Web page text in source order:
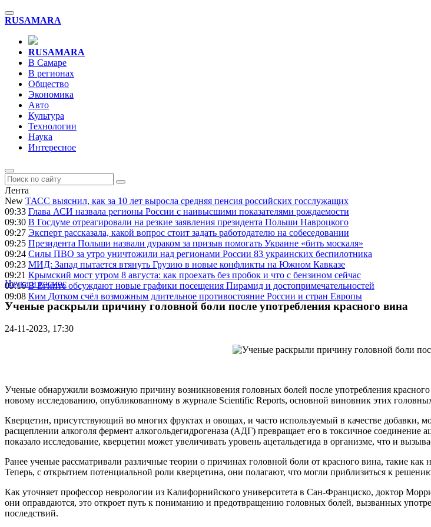
RUSAMARA
RUSAMARA
В Самаре
В регионах
Общество
Экономика
Авто
Культура
Технологии
Наука
Интересное
Лента
New ТАСС выяснил, как за 10 лет выросла средняя пенсия российских госслужащих
09:33 Глава АСИ назвала регионы России с наивысшими показателями рождаемости
09:30 В Госдуме отреагировали на резкие заявления президента Польши Навроцкого
09:27 Эксперт рассказала, какой вопрос стоит задать работодателю на собеседовании
09:25 Президента Польши назвали дураком за призыв помогать Украине «бить москаля»
09:24 Силы ПВО за утро уничтожили над регионами России 83 украинских беспилотника
09:23 МИД: Запад пытается втянуть Грузию в новые конфликты на Южном Кавказе
09:21 Крымский мост утром 8 августа: как проехать без пробок и что с бензином сейчас
09:16 В Египте обсуждают новые графики посещения Пирамид и достопримечательностей
09:08 Ким Дотком счёл возможным длительное противостояние России и стран Европы
Наука и космос
Ученые раскрыли причину головной боли после употребления красного вина
24-11-2023, 17:30
Ученые обнаружили возможную причину возникновения головных болей после употребления
новому исследованию, опубликованному в журнале Scientific Reports, основной виновник этих
Кверцетин, присутствующий во многих фруктах и овощах, и часто используемый в качестве добавки,
расщеплении алкоголя фермент алкогольдегидрогеназа (АДГ) превращает его в токсичное соединение
показало исследование, кверцетин может увеличивать уровень ацетальдегида в организме, что и
Ранее ученые рассматривали различные теории о причинах головной боли от красного вина, такие
Теперь, с открытием потенциальной роли кверцетина, они полагают, что могли приблизиться к
Как уточняет профессор неврологии из Калифорнийского университета в Сан-Франциско, доктор
они оправдаются, это откроет путь к пониманию и предотвращению головных болей, вызванных
последствий.